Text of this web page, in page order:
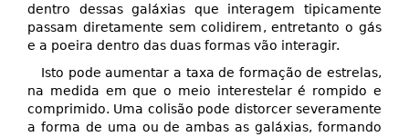
dentro dessas galáxias que interagem tipicamente
passam diretamente sem colidirem, entretanto o gás
e a poeira dentro das duas formas vão interagir.
Isto pode aumentar a taxa de formação de estrelas,
na medida em que o meio interestelar é rompido e
comprimido. Uma colisão pode distorcer severamente
a forma de uma ou de ambas as galáxias, formando